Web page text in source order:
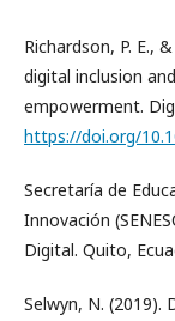
Richardson, P. E.,
digital inclusion
empowerment.
https://doi.org/
Secretaría de
Innovación
Digital. Quito,
Selwyn, N.